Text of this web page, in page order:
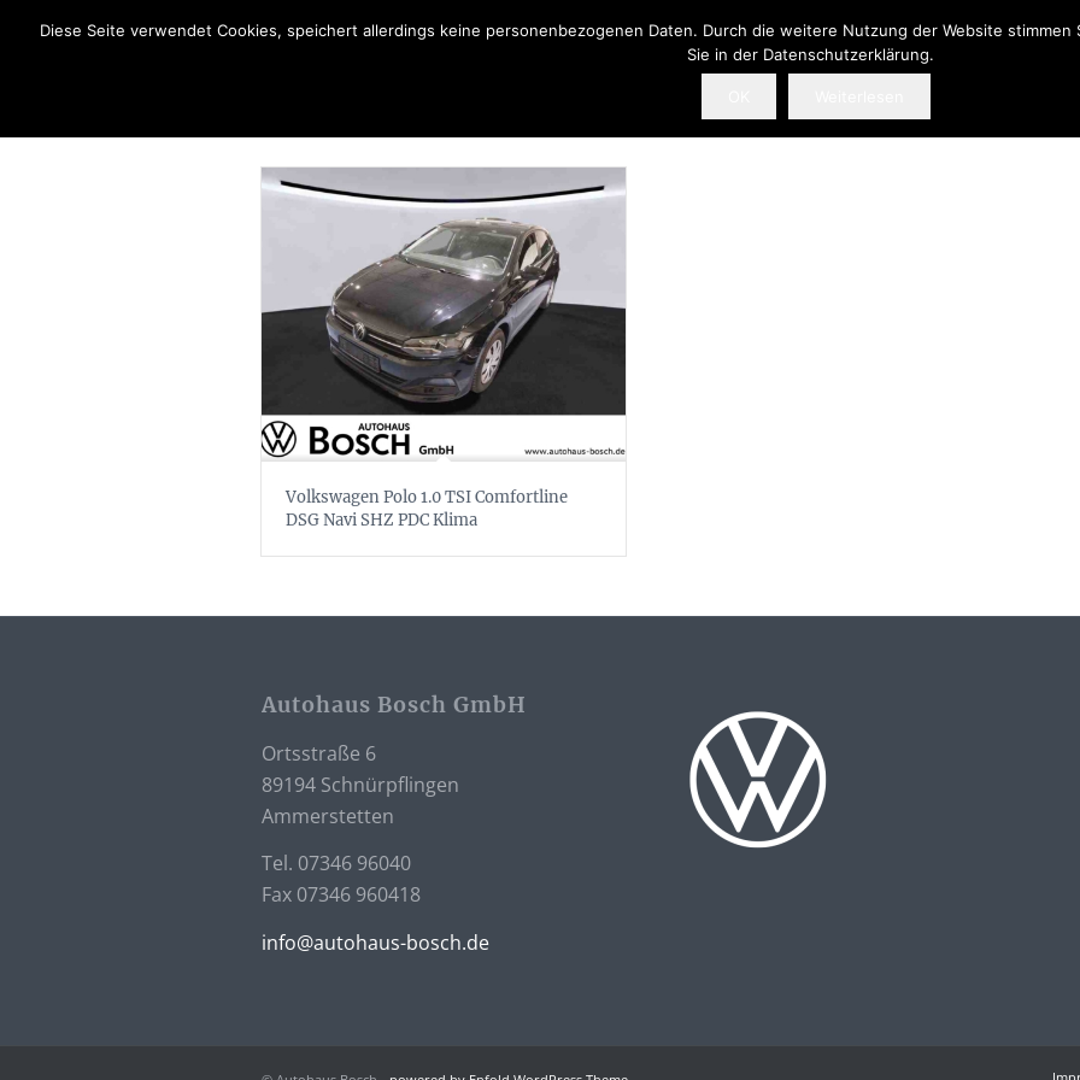
Volkswagen Polo 1.0 TSI Comfortline
DSG Navi SHZ PDC Klima
Autohaus Bosch GmbH
Ortsstraße 6
89194 Schnürpflingen
Ammerstetten
Tel. 07346 96040
Fax 07346 960418
info@autohaus-bosch.de
Diese Seite verwendet Cookies, speichert allerdings keine personenbezogenen Daten. Durch die weitere Nutzung der Website
Sie in der Datenschutzerklärung.